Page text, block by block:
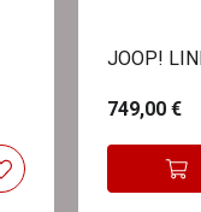
JOOP!
749,00 €